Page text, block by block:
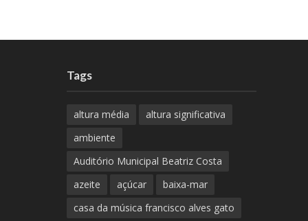
Tags
altura média
altura significativa
ambiente
Auditório Municipal Beatriz Costa
azeite
açúcar
baixa-mar
casa da música francisco alves gato